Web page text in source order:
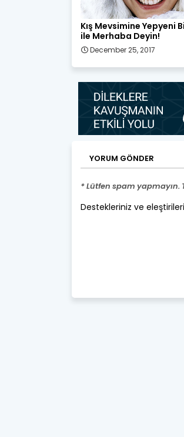
Kış Mevsimine Yepyeni
ile Merhaba Deyin!
December 25, 2017
YORUM GÖNDER
* Lütfen spam
Destekleriniz ve